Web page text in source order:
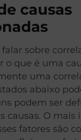
causas
sobre
o que é uma
uma
abaixo
podem ser
causas. O mais
fatores são